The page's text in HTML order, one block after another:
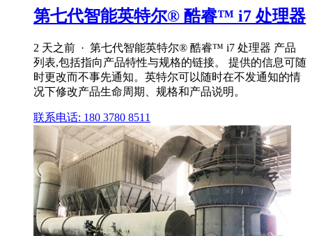
第七代智能英特尔® 酷睿™ i7 处理器
2 天之前 · 第七代智能英特尔® 酷睿™ i7 处理器 产品
列表,包括指向产品特性与规格的链接。 提供的信息可随
时更改而不事先通知。英特尔可以随时在不发通知的情
况下修改产品生命周期、规格和产品说明。
联系电话: 180 3780 8511